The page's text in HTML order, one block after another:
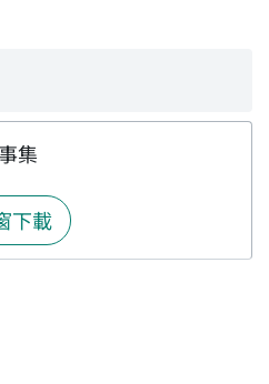
集
下載